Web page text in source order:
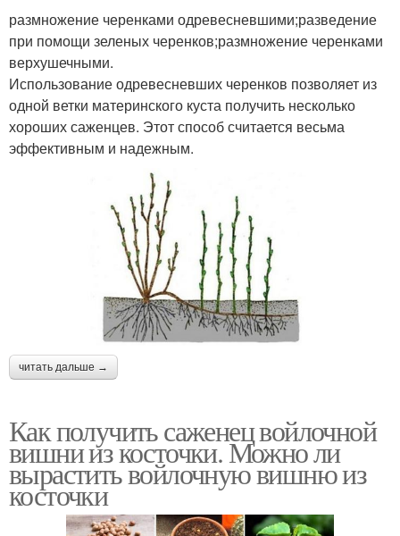
размножение черенками одревесневшими;разведение
при помощи зеленых черенков;размножение черенками
верхушечными.
Использование одревесневших черенков позволяет из
одной ветки материнского куста получить несколько
хороших саженцев. Этот способ считается весьма
эффективным и надежным.
читать дальше →
Как получить саженец войлочной
вишни из косточки. Можно ли
вырастить войлочную вишню из
косточки